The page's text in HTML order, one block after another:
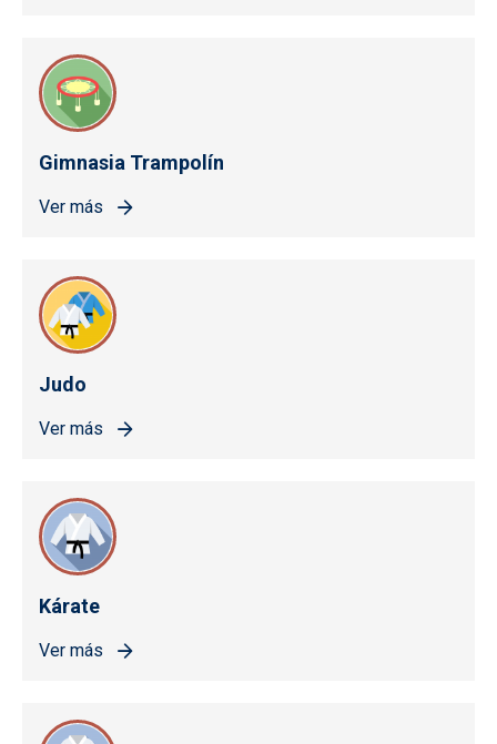
Gimnasia Trampolín
Ver más
Judo
Ver más
Kárate
Ver más